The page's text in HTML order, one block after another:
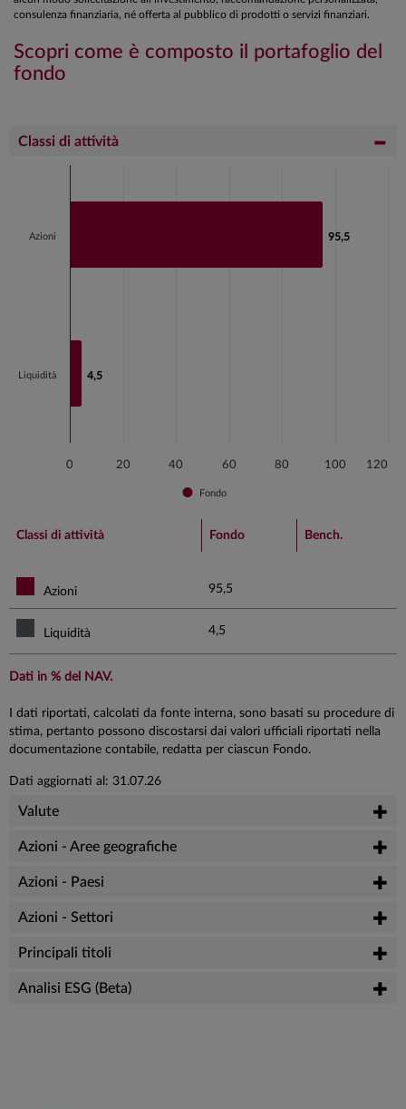
consulenza finanziaria, né offerta al pubblico di prodotti o servizi finanziari.
Scopri come è composto il portafoglio del
fondo
Classi di attività
The chart has 1 X axis displaying categories.
The chart has 1 Y axis displaying values. Data ranges
95,5
95,5
4,5
4,5
0 20 40 60 80 100 120
Fondo
Azioni
Liquidità
End of interactive chart.
Classi di attività Fondo Bench.
Azioni 95,5
Liquidità 4,5
Dati in % del NAV.
I dati riportati, calcolati da fonte interna, sono basati su procedure di
stima, pertanto possono discostarsi dai valori ufficiali riportati nella
documentazione contabile, redatta per ciascun Fondo.
Dati aggiornati al: 31.07.26
Valute
Azioni - Aree geografiche
Azioni - Paesi
Azioni - Settori
Principali titoli
Analisi ESG (Beta)